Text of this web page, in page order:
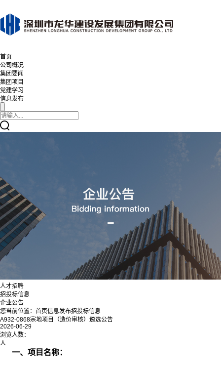
首页
公司概况
集团要闻
集团项目
党建学习
信息发布
人才招聘
招投标信息
企业公告
您当前位置： 首页信息发布招投标信息
A932-0868宗地项目（造价审核）遴选公告
2026-06-29
浏览人数：
人
一、项目名称：